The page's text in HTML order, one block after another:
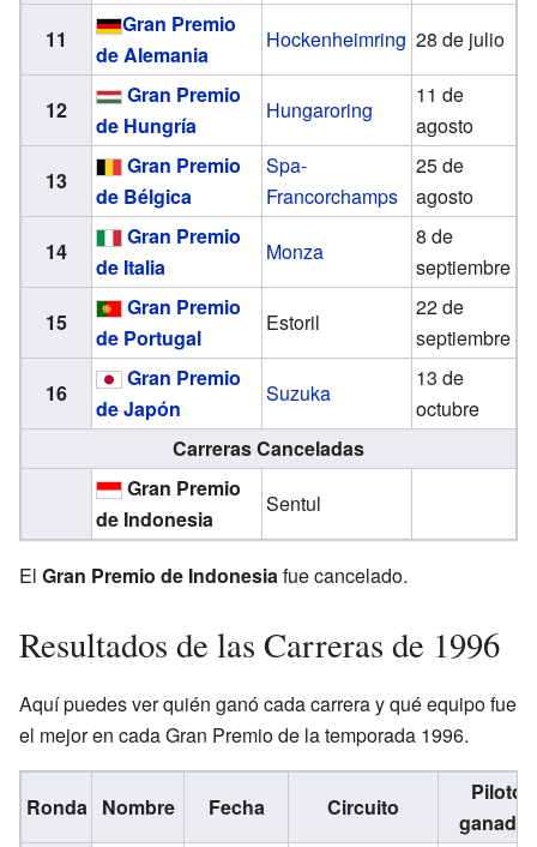
11
Gran Premio
de Alemania
Hockenheimring 28 de julio
12
Gran Premio
de Hungría
Hungaroring
11 de
agosto
13
Gran Premio
de Bélgica
Spa-
Francorchamps
25 de
agosto
14
Gran Premio
de Italia
Monza
8 de
septiembre
15
Gran Premio
de Portugal
Estoril
22 de
septiembre
16
Gran Premio
de Japón
Suzuka
13 de
octubre
Carreras Canceladas
Gran Premio
de Indonesia
Sentul
El Gran Premio de Indonesiafue cancelado.
Resultados de las Carreras de 1996
Aquí puedes ver quién ganó cada carrera y qué equipo fue
el mejor en cada Gran Premio de la temporada 1996.
Ronda Nombre Fecha Circuito
Piloto
ganador